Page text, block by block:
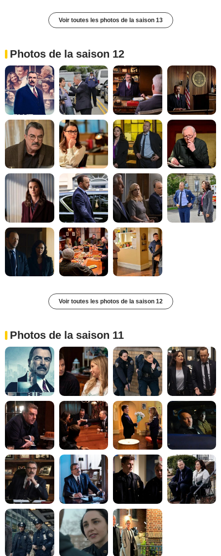
Voir toutes les photos de la saison 13
Photos de la saison 12
Voir toutes les photos de la saison 12
Photos de la saison 11